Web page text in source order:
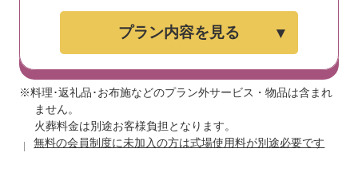
プラン内容を見る
※料理･返礼品･お布施などのプラン外サービス・物品は含まれ
ません。
火葬料金は別途お客様負担となります。
無料の会員制度に未加入の方は式場使用料が別途必要です